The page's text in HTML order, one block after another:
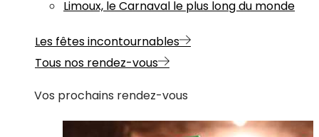
Limoux, le Carnaval le plus long du monde
Les fêtes incontournables
Tous nos rendez-vous
Vos prochains rendez-vous